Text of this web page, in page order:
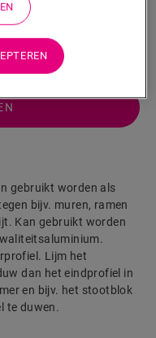
gebruikt worden als
bijv. muren, ramen
Kan gebruikt worden
Lijm het
dan het eindprofiel in
en bijv. het stootblok
te duwen.